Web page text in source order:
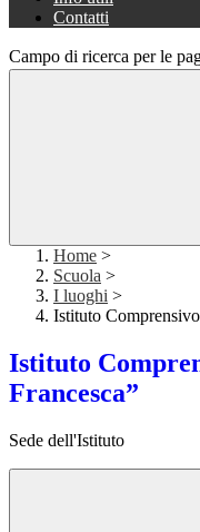
Contatti
Campo di ricerca per le
Home >
Scuola >
I luoghi >
Istituto
Istituto
Francesca”
Sede dell'Istituto